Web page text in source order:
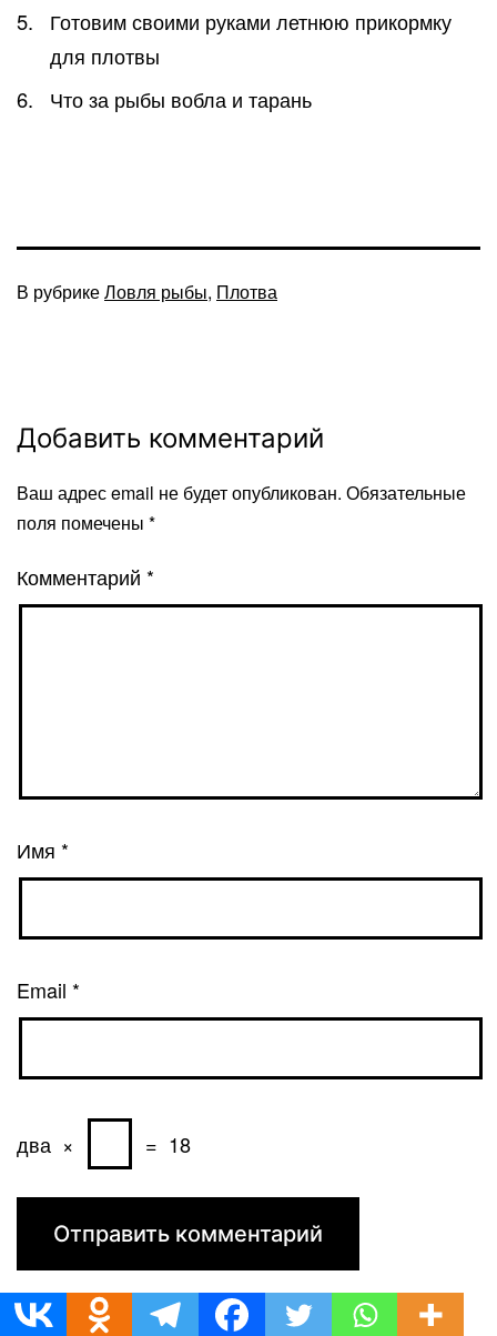
Готовим своими руками летнюю прикормку
для плотвы
Что за рыбы вобла и тарань
В рубрикеЛовля рыбы, Плотва
Добавить комментарий
Ваш адрес email не будет опубликован. Обязательные
поля помечены *
Комментарий *
Имя *
Email *
два × = 18